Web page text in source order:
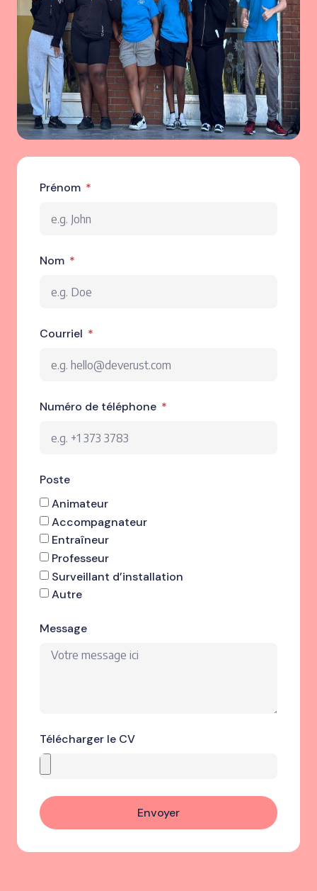
Prénom
Nom
Courriel
Numéro de téléphone
Poste
Animateur
Accompagnateur
Entraîneur
Professeur
Surveillant d’installation
Autre
Message
Télécharger le CV
Envoyer